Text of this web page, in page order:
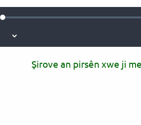
Loaded:
Şirove an pirsên xwe ji